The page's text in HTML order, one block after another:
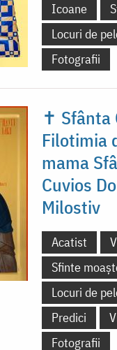
Icoane
Locuri de
Fotografii
✝ Sfânta
Filotimia
mama
Cuvios
Milostiv
Acatist
Sfinte
Locuri de
Predici
Fotografii